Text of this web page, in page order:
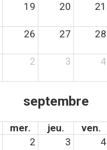
19 20 21
26 27 28
2 3 4
septembre
mer. jeu. ven.
2 3 4